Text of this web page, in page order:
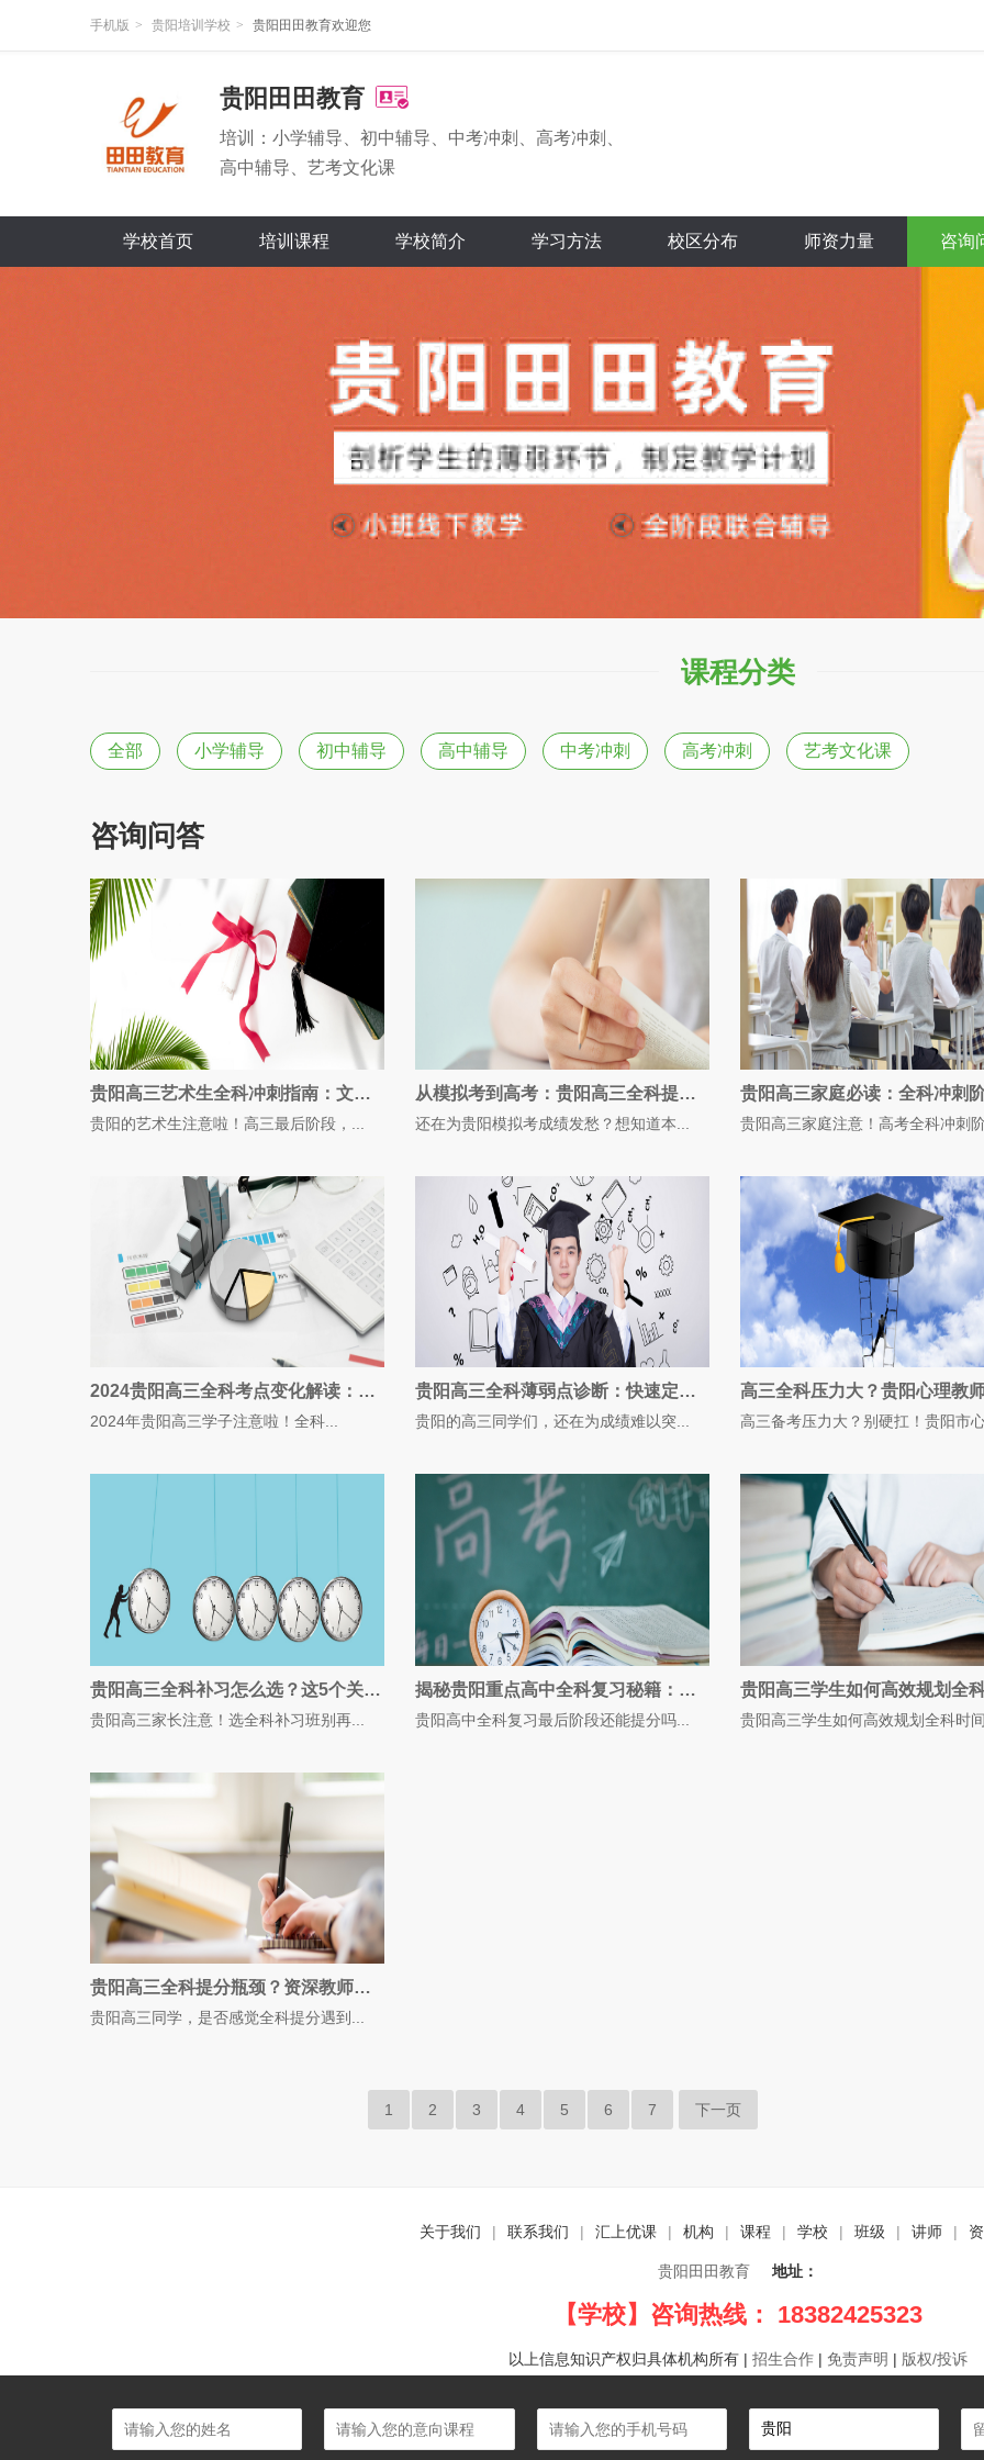
手机版 > 贵阳培训学校 > 贵阳田田教育欢迎您
贵阳田田教育
培训：小学辅导、初中辅导、中考冲刺、高考冲刺、
高中辅导、艺考文化课
学校首页 培训课程 学校简介 学习方法 校区分布 师资力量 咨询
课程分类
全部 小学辅导 初中辅导 高中辅导 中考冲刺 高考冲刺 艺考文化课
咨询问答
贵阳高三艺术生全科冲刺指南：文化课如何短期突破
贵阳的艺术生注意啦！高三最后阶段，...
从模拟考到高考：贵阳高三全科提分实战案例分享
还在为贵阳模拟考成绩发愁？想知道本... 贵阳高三家庭注意！高考全科冲刺
2024贵阳高三全科考点变化解读：这些新趋势要注意
2024年贵阳高三学子注意啦！全科...
贵阳高三全科薄弱点诊断：快速定位你的失分板块
贵阳的高三同学们，还在为成绩难以突... 高三备考压力大？别硬扛！贵阳市
贵阳高三全科补习怎么选？这5个关键指标家长必看
贵阳高三家长注意！选全科补习班别再...
揭秘贵阳重点高中全科复习秘籍：最后阶段还能提升多少分？
贵阳高中全科复习最后阶段还能提分吗... 贵阳高三学生如何高效规划全科时
贵阳高三全科提分瓶颈？资深教师带你突破复习困局
贵阳高三同学，是否感觉全科提分遇到...
1 2 3 4 5 6 7 下一页
关于我们 | 联系我们 | 汇上优课 | 机构 | 课程 | 学校 | 班级 | 讲师 |
贵阳田田教育 地址：
【学校】咨询热线： 18382425323
以上信息知识产权归具体机构所有 | 招生合作 | 免责声明 | 版权/投诉